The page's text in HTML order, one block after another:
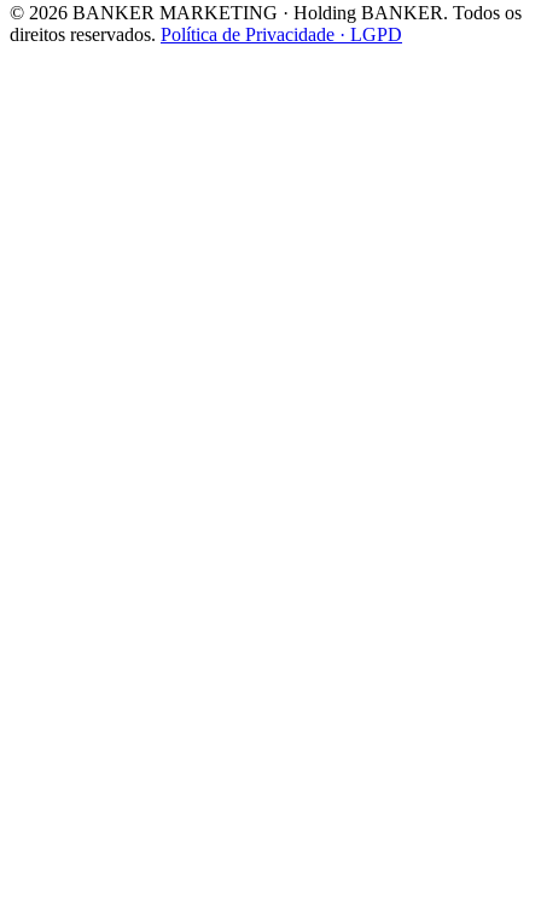
© 2026 BANKER MARKETING · Holding BANKER. Todos os
direitos reservados. Política de Privacidade · LGPD